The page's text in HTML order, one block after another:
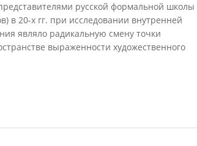
русской формальной школы
20-х гг. при исследовании внутренней
являло радикальную смену точки
выраженности художественного